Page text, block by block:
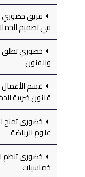
فريق خضوري
في تصميم
خضوري تطلق
والفنون
قسم
قانون ضريبة
خضوري تمنح
علوم الرياضة
خضوري تنظم
خماسيات